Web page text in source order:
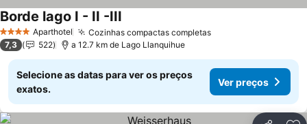
4 EstrelasAparthotel Cozinhas compactas completas
Borde lago I - II -III
7,3 522 a 12.7 km de Lago Llanquihue
Selecione as datas para ver os preços
exatos.
Ver preços